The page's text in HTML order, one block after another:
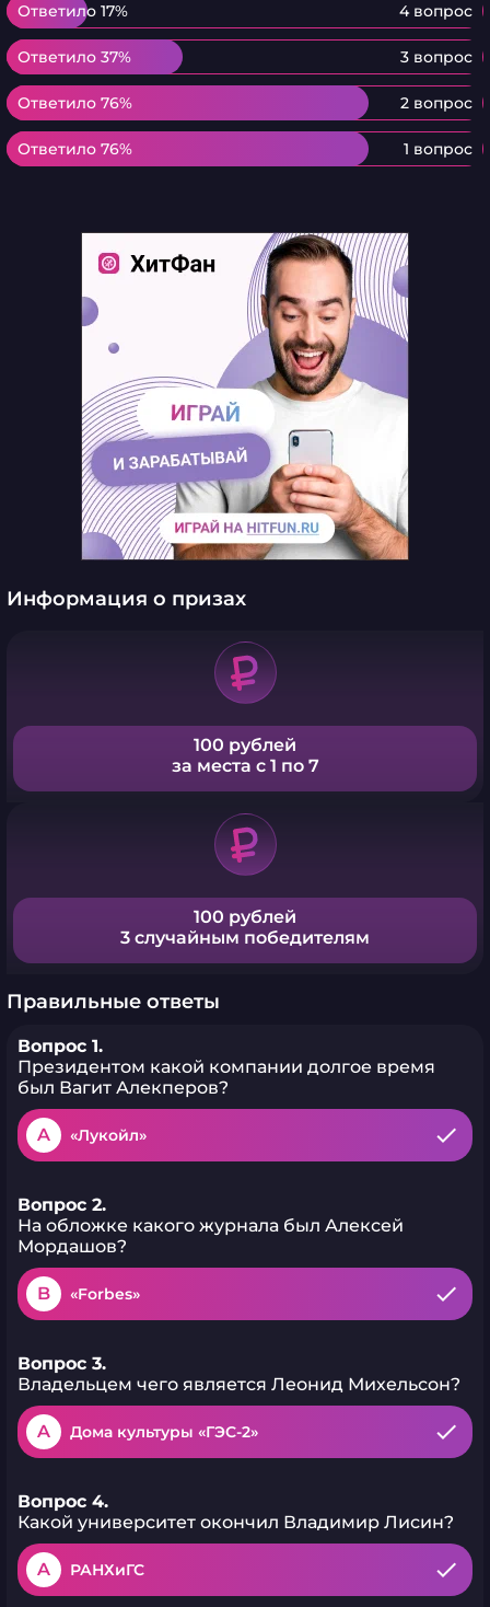
Ответило 17% 4 вопрос
Ответило 17%
Ответило 37% 3 вопрос
Ответило 37%
Ответило 76% 2 вопрос
Ответило 76%
Ответило 76% 1 вопрос
Ответило 76%
Информация о призах
100 рублей
за места с 1 по 7
100 рублей
3 случайным победителям
Правильные ответы
Вопрос 1.
Президентом какой компании долгое время
был Вагит Алекперов?
A «Лукойл»
Вопрос 2.
На обложке какого журнала был Алексей
Мордашов?
B «Forbes»
Вопрос 3.
Владельцем чего является Леонид Михельсон?
A Дома культуры «ГЭС-2»
Вопрос 4.
Какой университет окончил Владимир Лисин?
A РАНХиГС